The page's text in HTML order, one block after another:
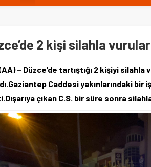
ITSO Başkan Adayı Turgut: Şehrin
Bakan Kurum Hatay’a geldi, kent
Türkiye Yol Bisikleti 8. Etap Yarışı
2 kişi silahla
– Düzce'de tartıştığı 2 kişiyi silahla
Caddesi yakınlarındaki bir
çıkan C.S. bir süre sonra